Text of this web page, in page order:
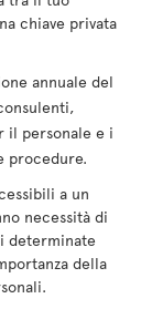
chiave privata
annuale del
il personale e i
procedure.
a un
necessità di
determinate
della